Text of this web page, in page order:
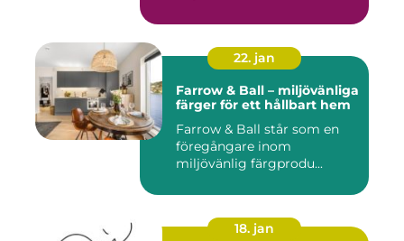
22. jan
Farrow & Ball – miljövänliga
färger för ett hållbart hem
Farrow & Ball står som en
föregångare inom
miljövänlig färgprodu...
18. jan